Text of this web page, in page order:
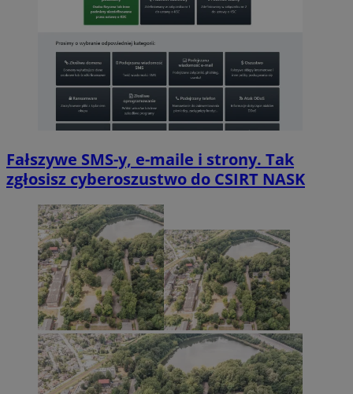
Fałszywe SMS-y, e-maile i strony. Tak
zgłosisz cyberoszustwo do CSIRT NASK